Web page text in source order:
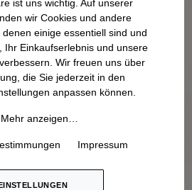
ist uns wichtig. Auf unserer
wir Cookies und andere
einige essentiell sind und
Ihr Einkaufserlebnis und unsere
Wir freuen uns über
die Sie jederzeit in den
anpassen können.
Mehr anzeigen…
Impressum